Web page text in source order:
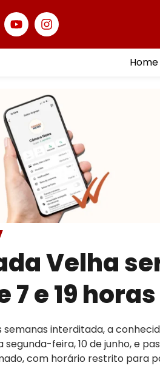
Home
Velha
7 e 19
semanas interditada, a
segunda-feira, 10 de junho, e
com horário restrito para